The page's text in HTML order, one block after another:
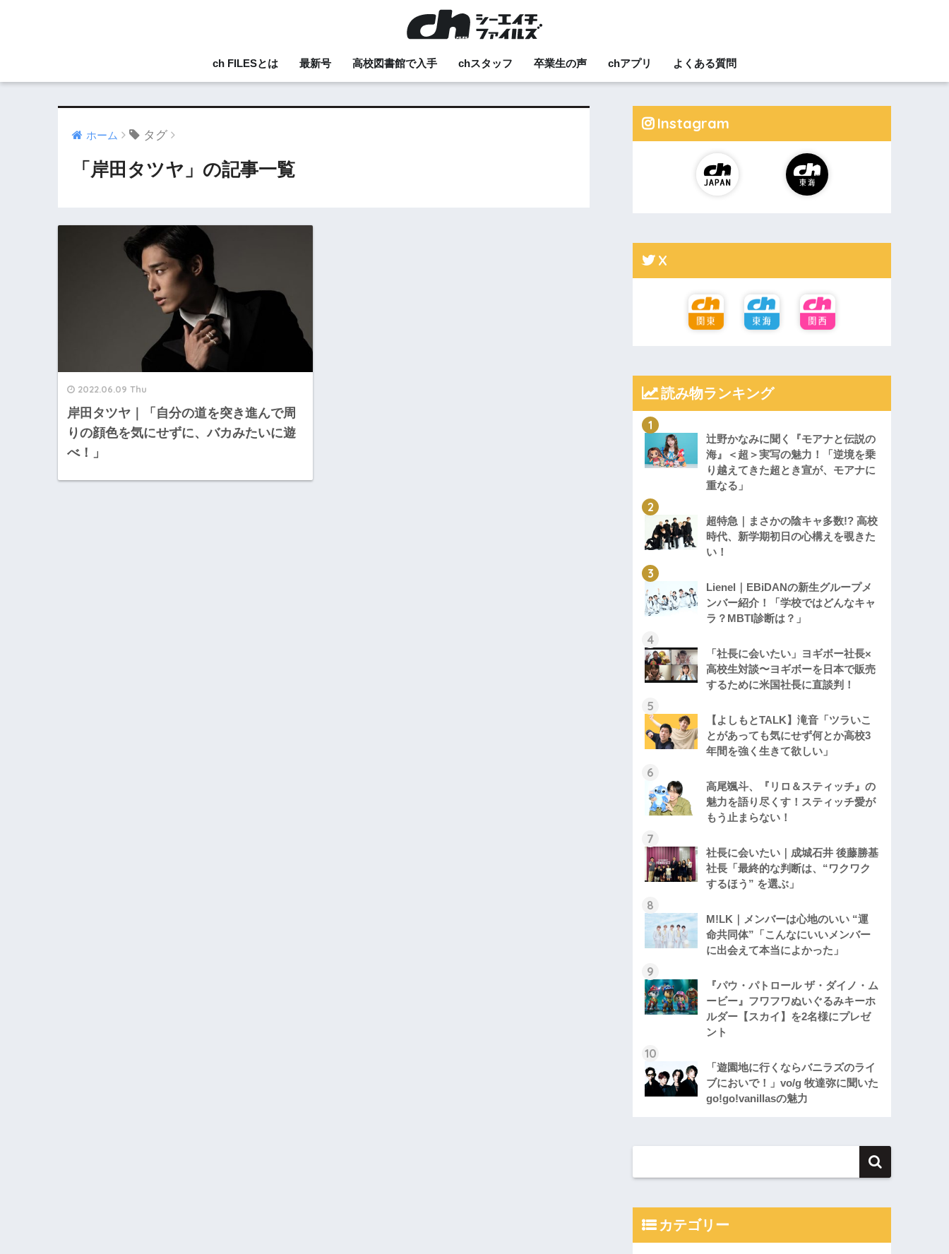
ch FILESとは 最新号 高校図書館で入手 chスタッフ 卒業生の声 chアプリ よくある質問
ホーム タグ
「岸田タツヤ」の記事一覧
2022.06.09 Thu
岸田タツヤ｜「自分の道を突き進んで周
りの顔色を気にせずに、バカみたいに遊
べ！」
Instagram
X
読み物ランキング
辻野かなみに聞く『モアナと伝説の
海』＜超＞実写の魅力！「逆境を乗
り越えてきた超とき宣が、モアナに
重なる」
超特急｜まさかの陰キャ多数!? 高校
時代、新学期初日の心構えを覗きた
い！
Lienel｜EBiDANの新生グループメ
ンバー紹介！「学校ではどんなキャ
ラ？MBTI診断は？」
「社長に会いたい」ヨギボー社長×
高校生対談〜ヨギボーを日本で販売
するために米国社長に直談判！
【よしもとTALK】滝音「ツラいこ
とがあっても気にせず何とか高校3
年間を強く生きて欲しい」
高尾颯斗、『リロ＆スティッチ』の
魅力を語り尽くす！スティッチ愛が
もう止まらない！
社長に会いたい｜成城石井 後藤勝基
社長「最終的な判断は、“ワクワク
するほう” を選ぶ」
M!LK｜メンバーは心地のいい “運
命共同体”「こんなにいいメンバー
に出会えて本当によかった」
『パウ・パトロール ザ・ダイノ・ム
ービー』フワフワぬいぐるみキーホ
ルダー【スカイ】を2名様にプレゼ
ント
「遊園地に行くならバニラズのライ
ブにおいで！」vo/g 牧達弥に聞いた
go!go!vanillasの魅力
カテゴリー